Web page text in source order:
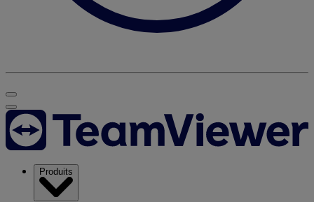
Produits